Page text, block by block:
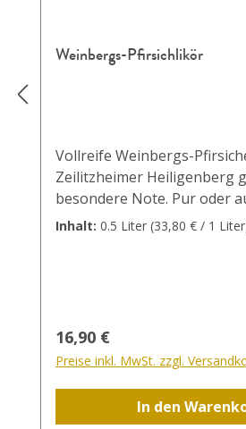
Weinbergs-Pfirsichlikör
Vollreife Weinbergs-
Zeilitzheimer Heiligenberg
besondere Note. Pur oder
mit unserem Frankensekt
Inhalt: 0.5 Liter (33,80 € / 1
Regulärer Preis:
16,90 €
Preise inkl. MwSt. zzgl.
In den